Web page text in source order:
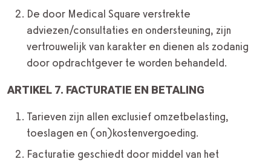
De door Medical Square verstrekte
adviezen/consultaties en ondersteuning, zijn
vertrouwelijk van karakter en dienen als zodanig
door opdrachtgever te worden behandeld.
ARTIKEL 7. FACTURATIE EN BETALING
Tarieven zijn allen exclusief omzetbelasting,
toeslagen en (on)kostenvergoeding.
Facturatie geschiedt door middel van het